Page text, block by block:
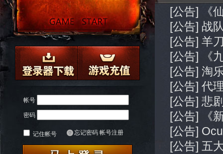
帐号
密码
记住帐号 忘记密码 帐号注册
[公告] 《
[公告] 战
[公告] 羊
[公告] 《
[公告] 淘
[公告] 代
[公告] 悲
[公告] 《
[公告]
[公告] 五